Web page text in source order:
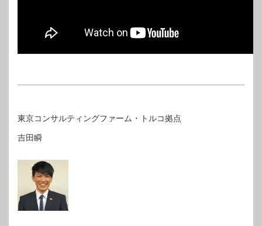
東京コンサルティングファーム・トルコ拠点
吉田瞬